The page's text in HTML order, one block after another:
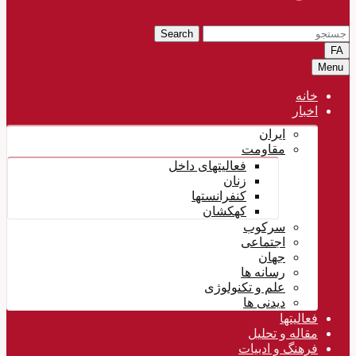
Search
FA
Menu
خانه
اخبار
ایران
مقاومت
فعالیتهای داخل
زنان
کنفرانستها
کهکشان
سرکوب
اجتماعی
جهان
رسانه ها
علم و تکنولوژی
دیدنی ها
فعالیتها
مقاله و تحلیل
فرهنگ و ادبیات